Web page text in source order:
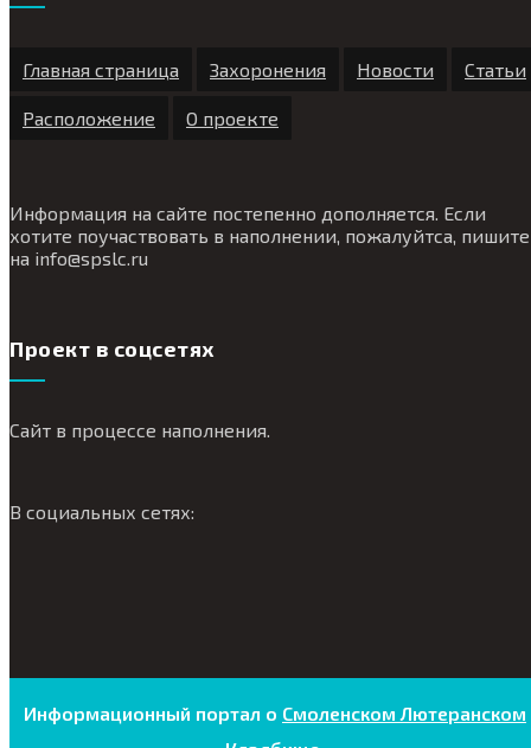
Главная страница Захоронения Новости Статьи
Расположение О проекте
Информация на сайте постепенно дополняется. Если
хотите поучаствовать в наполнении, пожалуйтса, пишите
на info@spslc.ru
Проект в соцсетях
Сайт в процессе наполнения.
В социальных сетях:
Информационный портал о Смоленском Лютеранском